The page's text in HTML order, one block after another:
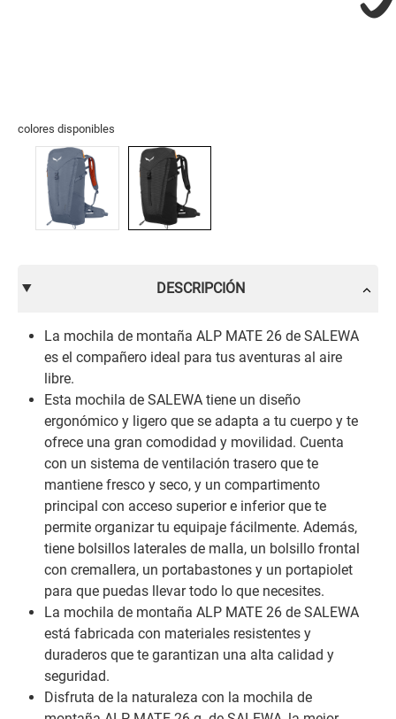
colores disponibles
DESCRIPCIÓN
La mochila de montaña ALP MATE 26 de SALEWA
es el compañero ideal para tus aventuras al aire
libre.
Esta mochila de SALEWA tiene un diseño
ergonómico y ligero que se adapta a tu cuerpo y te
ofrece una gran comodidad y movilidad. Cuenta
con un sistema de ventilación trasero que te
mantiene fresco y seco, y un compartimento
principal con acceso superior e inferior que te
permite organizar tu equipaje fácilmente. Además,
tiene bolsillos laterales de malla, un bolsillo frontal
con cremallera, un portabastones y un portapiolet
para que puedas llevar todo lo que necesites.
La mochila de montaña ALP MATE 26 de SALEWA
está fabricada con materiales resistentes y
duraderos que te garantizan una alta calidad y
seguridad.
Disfruta de la naturaleza con la mochila de